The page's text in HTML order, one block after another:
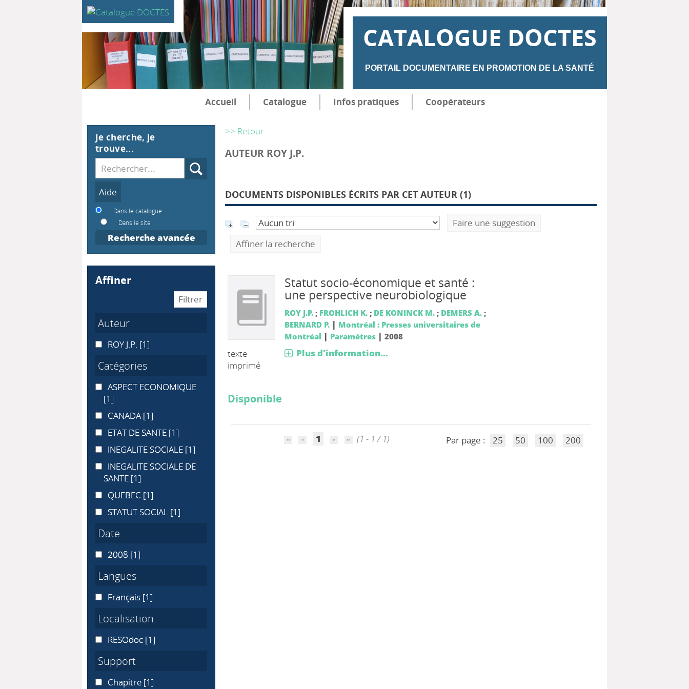
CATALOGUE DOCTES
PORTAIL DOCUMENTAIRE EN PROMOTION DE LA SANTÉ
Accueil Catalogue Infos pratiques Coopérateurs
>> Retour
AUTEUR ROY J.P.
DOCUMENTS DISPONIBLES ÉCRITS PAR CET AUTEUR (1)
Faire une suggestion
Affiner la recherche
texte
imprimé
Statut socio-économique et santé :
une perspective neurobiologique
ROY J.P.; FROHLICH K.; DE KONINCK M.; DEMERS A.;
BERNARD P. | Montréal : Presses universitaires de
Montréal | Paramètres| 2008
Plus d'information...
Disponible
1 (1 - 1 / 1) Par page : 25 50 100 200
Je cherche, je
trouve...
Recherche
Dans le catalogue
Dans le site
Recherche avancée
affiner
Auteur
ROY J.P.
ROY J.P. [1]
Catégories
ASPECT ECONOMIQUE
ASPECT ECONOMIQUE
[1]
CANADA
CANADA [1]
ETAT DE SANTE
ETAT DE SANTE [1]
INEGALITE SOCIALE
INEGALITE SOCIALE [1]
INEGALITE SOCIALE DE SANTE
INEGALITE SOCIALE DE
SANTE [1]
QUEBEC
QUEBEC [1]
STATUT SOCIAL
STATUT SOCIAL [1]
Date
20082008 [1]
Langues
Français
Français [1]
Localisation
RESOdoc
RESOdoc [1]
Support
Chapitre
Chapitre [1]